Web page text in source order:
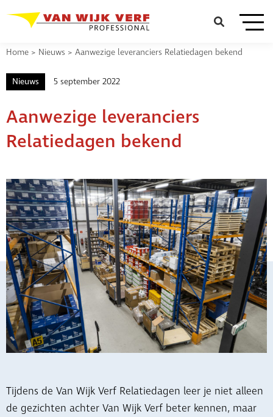
Home > Nieuws > Aanwezige leveranciers Relatiedagen bekend
Nieuws 5 september 2022
Aanwezige leveranciers
Relatiedagen bekend
Tijdens de Van Wijk Verf Relatiedagen leer je niet alleen
de gezichten achter Van Wijk Verf beter kennen, maar